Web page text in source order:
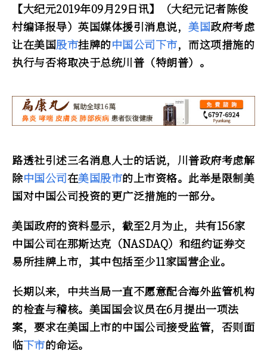
【大纪元2019年09月29日讯】（大纪元记者陈俊
村编译报导）英国媒体援引消息说， 美国政府考虑
让在美国股市挂牌的中国公司下市，而这项措施的
执行与否将取决于总统川普（特朗普）。
路透社引述三名消息人士的话说，川普政府考虑解
除中国公司在美国股市的上市资格。此举是限制美
国对中国公司投资的更广泛措施的一部分。
美国政府的资料显示，截至2月为止，共有156家
中国公司在那斯达克（NASDAQ）和纽约证券交
易所挂牌上市，其中包括至少11家国营企业。
长期以来，中共当局一直不愿意配合海外监管机构
的检查与稽核。美国国会议员在6月提出一项法
案，要求在美国上市的中国公司接受监管，否则面
临下市的命运。